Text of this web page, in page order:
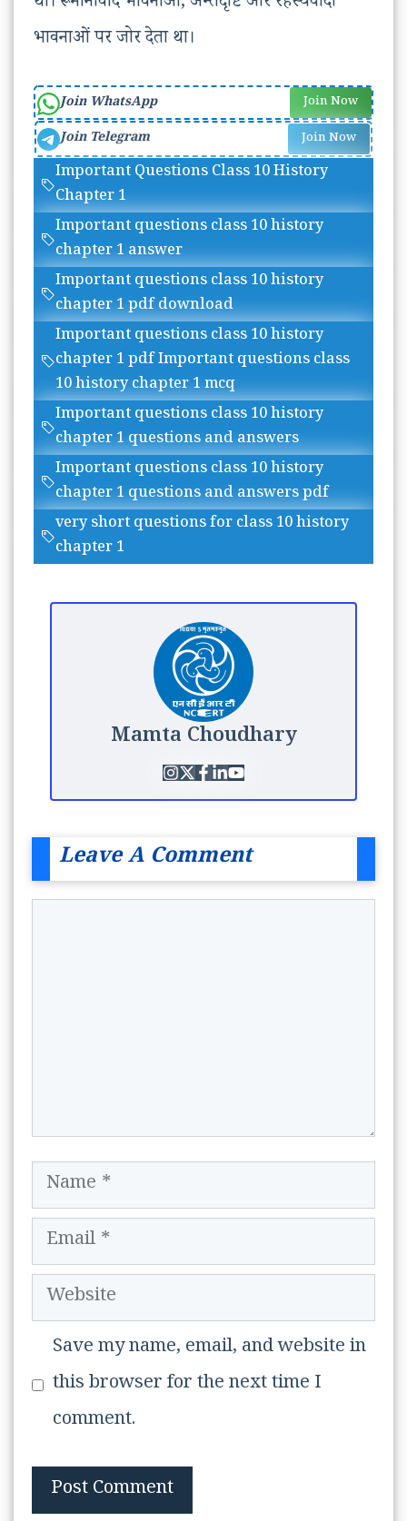
भावनाओं पर जोर देता था।
Join WhatsApp Join Now
Join Telegram Join Now
Important Questions Class 10 History
Chapter 1
Important questions class 10 history
chapter 1 answer
Important questions class 10 history
chapter 1 pdf download
Important questions class 10 history
chapter 1 pdf Important questions class
10 history chapter 1 mcq
Important questions class 10 history
chapter 1 questions and answers
Important questions class 10 history
chapter 1 questions and answers pdf
very short questions for class 10 history
chapter 1
Mamta Choudhary
Leave A Comment
Name
Email
Website
Save my name, email, and website in
this browser for the next time I
comment.